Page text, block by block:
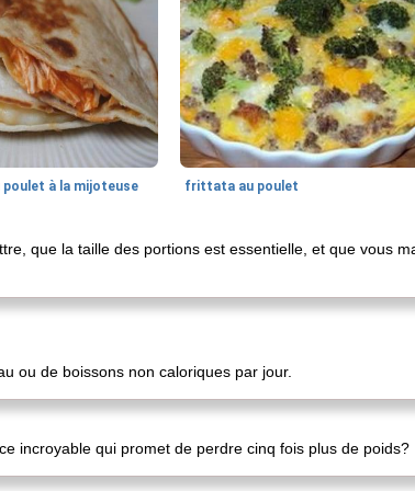
poulet à la mijoteuse frittata au poulet
que la taille des portions est essentielle, et que vous
ou de boissons non caloriques par jour.
incroyable qui promet de perdre cinq fois plus de poids?